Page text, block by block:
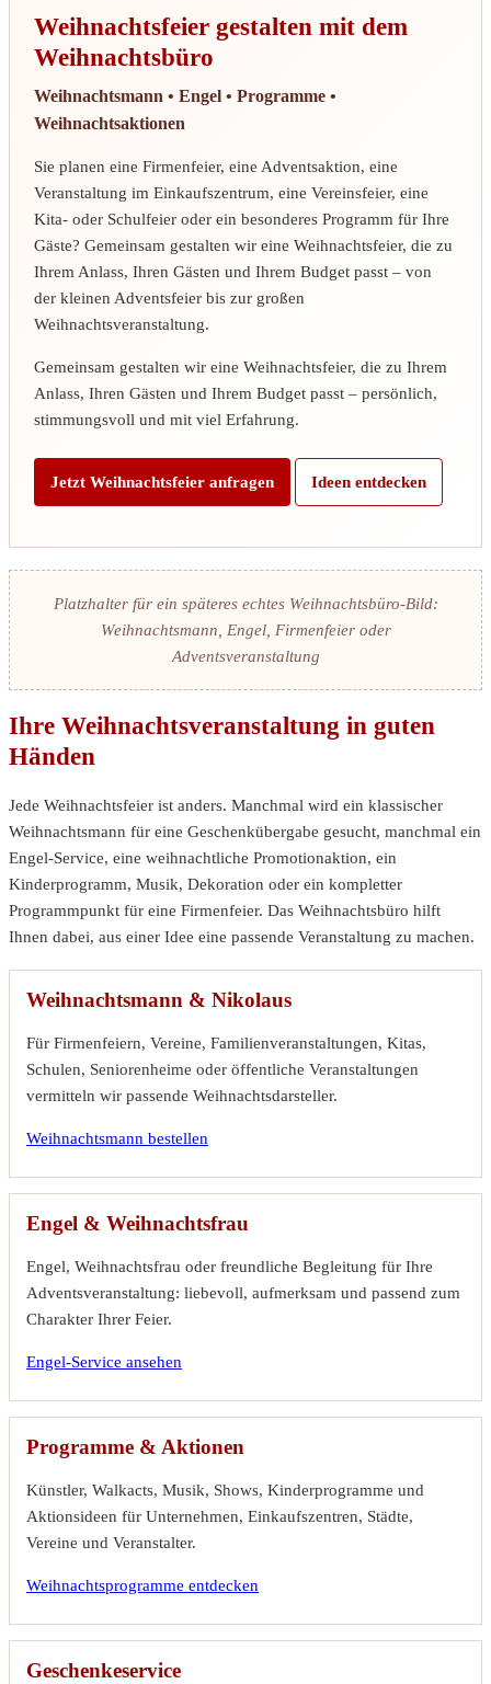
Weihnachtsfeier gestalten mit dem
Weihnachtsbüro
Weihnachtsmann • Engel • Programme •
Weihnachtsaktionen
Sie planen eine Firmenfeier, eine Adventsaktion, eine
Veranstaltung im Einkaufszentrum, eine Vereinsfeier, eine
Kita- oder Schulfeier oder ein besonderes Programm für Ihre
Gäste? Gemeinsam gestalten wir eine Weihnachtsfeier, die zu
Ihrem Anlass, Ihren Gästen und Ihrem Budget passt – von
der kleinen Adventsfeier bis zur großen
Weihnachtsveranstaltung.
Gemeinsam gestalten wir eine Weihnachtsfeier, die zu Ihrem
Anlass, Ihren Gästen und Ihrem Budget passt – persönlich,
stimmungsvoll und mit viel Erfahrung.
Jetzt Weihnachtsfeier anfragen Ideen entdecken
Platzhalter für ein späteres echtes Weihnachtsbüro-Bild:
Weihnachtsmann, Engel, Firmenfeier oder
Adventsveranstaltung
Ihre Weihnachtsveranstaltung in guten
Händen
Jede Weihnachtsfeier ist anders. Manchmal wird ein klassischer
Weihnachtsmann für eine Geschenkübergabe gesucht, manchmal ein
Engel-Service, eine weihnachtliche Promotionaktion, ein
Kinderprogramm, Musik, Dekoration oder ein kompletter
Programmpunkt für eine Firmenfeier. Das Weihnachtsbüro hilft
Ihnen dabei, aus einer Idee eine passende Veranstaltung zu machen.
Weihnachtsmann & Nikolaus
Für Firmenfeiern, Vereine, Familienveranstaltungen, Kitas,
Schulen, Seniorenheime oder öffentliche Veranstaltungen
vermitteln wir passende Weihnachtsdarsteller.
Weihnachtsmann bestellen
Engel & Weihnachtsfrau
Engel, Weihnachtsfrau oder freundliche Begleitung für Ihre
Adventsveranstaltung: liebevoll, aufmerksam und passend zum
Charakter Ihrer Feier.
Engel-Service ansehen
Programme & Aktionen
Künstler, Walkacts, Musik, Shows, Kinderprogramme und
Aktionsideen für Unternehmen, Einkaufszentren, Städte,
Vereine und Veranstalter.
Weihnachtsprogramme entdecken
Geschenkeservice